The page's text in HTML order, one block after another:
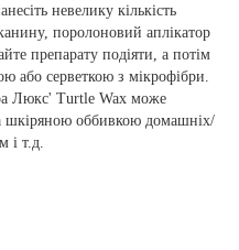
невелику кількість
поролоновий аплікатор
препарату подіяти, а потім
або серветкою з мікрофібри.
Люкс' Turtle Wax може
шкіряною оббивкою домашніх/
і т.д.